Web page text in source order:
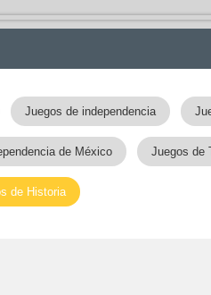
Juegos de independencia
de México Juegos de
de Historia